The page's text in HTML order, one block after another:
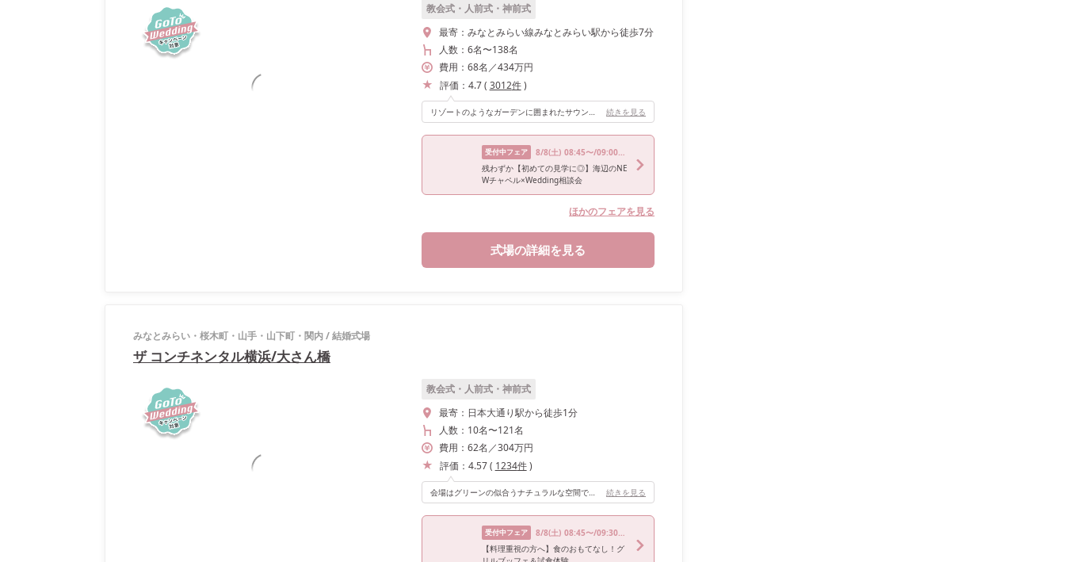
教会式・人前式・神前式
最寄： みなとみらい線みなとみらい駅から徒歩7分
人数： 6名〜138名
費用： 68名 ／434万円
評価： 4.7( 3012件)
リゾートのようなガーデンに囲まれたサウンドホールは、光がたくさん入り天候にも左右されないところがとても魅力的でした。ゲストからは生演奏もとても感動的で良かったと感想を頂きました。 続きを見る
受付中フェア 8/8(土) 08:45〜/09:00〜/13:30〜/13:40〜/17:30〜
残わずか【初めての見学に◎】海辺のNE
Wチャペル×Wedding相談会
ほかのフェアを見る
式場の詳細を見る
みなとみらい・桜木町・山手・山下町・関内/結婚式場
ザ コンチネンタル横浜/大さん橋
教会式・人前式・神前式
最寄： 日本大通り駅から徒歩1分
人数： 10名〜121名
費用： 62名 ／304万円
評価： 4.57( 1234件)
会場はグリーンの似合うナチュラルな空間で明るいです！ もともとソファがあるので、高砂ソファとして使えます◎そしてソファはほんとにふわっふわ！ 床のウッドの感じや、ガラス張りの入口も素敵です 自由度が高く、持ち込みや会場のアレンジを快くサポートしてくれます！！ わたしは前日に設営しにいき、木箱やテーブルなどを持ち込みセッティングしました。 やりたいことをなるべく実現しようとしてくれる、優しいスタッフさんばかりです！ 続きを見る
受付中フェア 8/8(土) 08:45〜/09:30〜/12:00〜/13:45〜/17:30〜
【料理重視の方へ】食のおもてなし！グ